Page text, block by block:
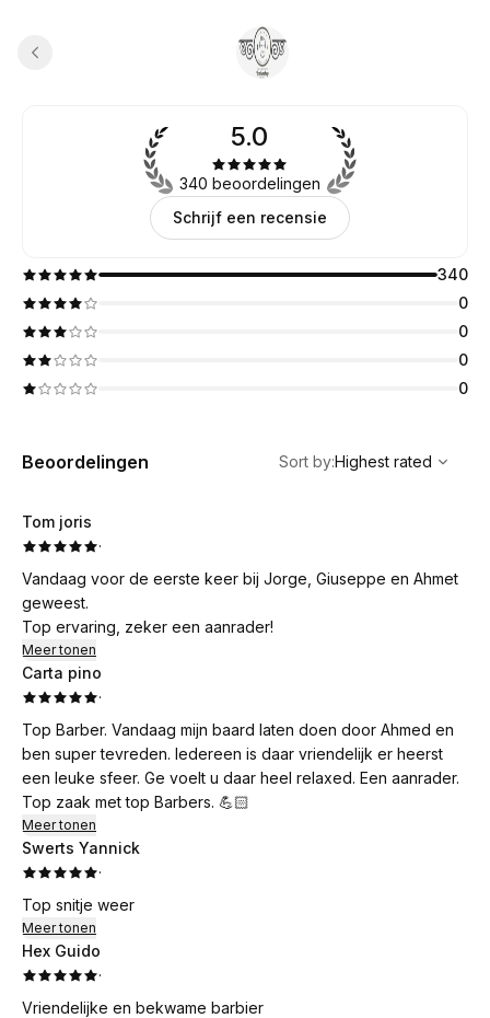
5.0
340 beoordelingen
Schrijf een recensie
340
0
0
0
0
Beoordelingen
Highest rated
Sort by:Highest rated
Tom joris
·
Vandaag voor de eerste keer bij Jorge, Giuseppe en Ahmet
geweest.
Top ervaring, zeker een aanrader!
Meer tonen
Carta pino
·
Top Barber. Vandaag mijn baard laten doen door Ahmed en
ben super tevreden. Iedereen is daar vriendelijk er heerst
een leuke sfeer. Ge voelt u daar heel relaxed. Een aanrader.
Top zaak met top Barbers. 💪🏻
Meer tonen
Swerts Yannick
·
Top snitje weer
Meer tonen
Hex Guido
·
Vriendelijke en bekwame barbier